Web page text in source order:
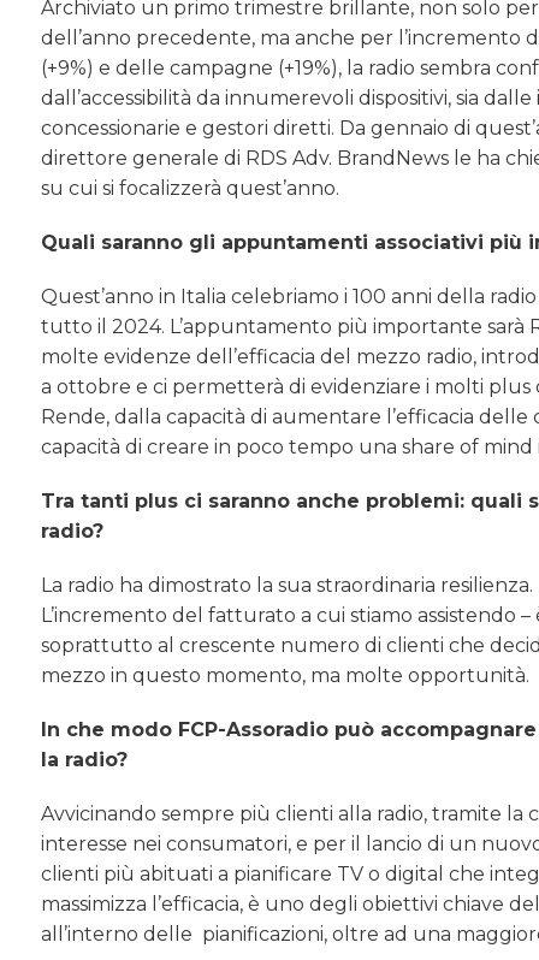
Archiviato un primo trimestre brillante, non solo
dell’anno precedente, ma anche per l’incremento
(+9%) e delle campagne (+19%), la radio sembra
dall’accessibilità da innumerevoli dispositivi, sia
concessionarie e gestori diretti. Da gennaio di
direttore generale di RDS Adv. BrandNews le ha
su cui si focalizzerà quest’anno.
Quali saranno gli appuntamenti associativi
Quest’anno in Italia celebriamo i 100 anni della
tutto il 2024. L’appuntamento più importante sarà
molte evidenze dell’efficacia del mezzo radio,
a ottobre e ci permetterà di evidenziare i molti plus
Rende, dalla capacità di aumentare l’efficacia
capacità di creare in poco tempo una share of
Tra tanti plus ci saranno anche problemi:
radio?
La radio ha dimostrato la sua straordinaria
L’incremento del fatturato a cui stiamo assistendo
soprattutto al crescente numero di clienti che
mezzo in questo momento, ma molte opportunità.
In che modo FCP-Assoradio può
la radio?
Avvicinando sempre più clienti alla radio, tramite la
interesse nei consumatori, e per il lancio di un
clienti più abituati a pianificare TV o digital che
massimizza l’efficacia, è uno degli obiettivi chiave
all’interno delle pianificazioni, oltre ad una